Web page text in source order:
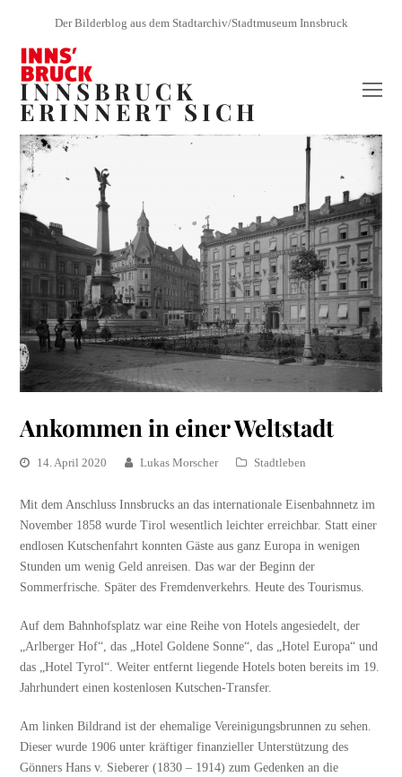
Der Bilderblog aus dem Stadtarchiv/Stadtmuseum Innsbruck
INNSBRUCK
ERINNERT SICH
Ankommen in einer Weltstadt
14. April 2020 Lukas Morscher Stadtleben
Mit dem Anschluss Innsbrucks an das internationale Eisenbahnnetz im
November 1858 wurde Tirol wesentlich leichter erreichbar. Statt einer
endlosen Kutschenfahrt konnten Gäste aus ganz Europa in wenigen
Stunden um wenig Geld anreisen. Das war der Beginn der
Sommerfrische. Später des Fremdenverkehrs. Heute des Tourismus.
Auf dem Bahnhofsplatz war eine Reihe von Hotels angesiedelt, der
„Arlberger Hof“, das „Hotel Goldene Sonne“, das „Hotel Europa“ und
das „Hotel Tyrol“. Weiter entfernt liegende Hotels boten bereits im 19.
Jahrhundert einen kostenlosen Kutschen-Transfer.
Am linken Bildrand ist der ehemalige Vereinigungsbrunnen zu sehen.
Dieser wurde 1906 unter kräftiger finanzieller Unterstützung des
Gönners Hans v. Sieberer (1830 – 1914) zum Gedenken an die